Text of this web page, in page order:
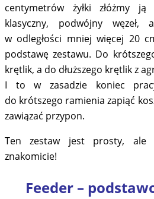
centymetrów żyłki złóżmy
klasyczny, podwójny
w odległości mniej więcej 20
podstawę zestawu. Do
krętlik, a do dłuższego krętlik z
I to w zasadzie koniec
do krótszego ramienia zapiąć
zawiązać przypon.
Ten zestaw jest prosty, ale
znakomicie!
Feeder –